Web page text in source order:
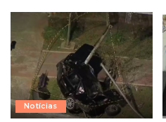
Notícias